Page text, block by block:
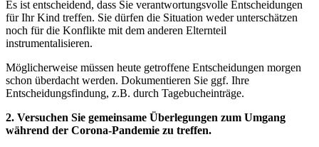
Es ist entscheidend, dass Sie verantwortungsvolle Entscheidungen
für Ihr Kind treffen. Sie dürfen die Situation weder unterschätzen
noch für die Konflikte mit dem anderen Elternteil
instrumentalisieren.
Möglicherweise müssen heute getroffene Entscheidungen morgen
schon überdacht werden. Dokumentieren Sie ggf. Ihre
Entscheidungsfindung, z.B. durch Tagebucheinträge.
2. Versuchen Sie gemeinsame Überlegungen zum Umgang
während der Corona-Pandemie zu treffen.